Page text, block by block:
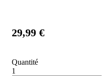
29,99 €
Quantité
1